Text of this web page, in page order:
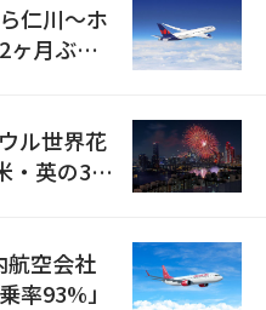
仁川〜ホ
月ぶり
ル世界花
・英の3カ
航空会社
率93%」